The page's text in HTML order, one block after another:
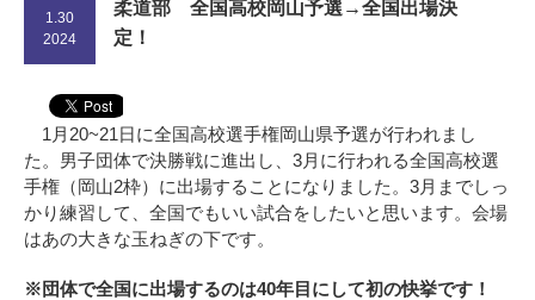
1.30
2024
柔道部 全国高校岡山予選→全国出場決
定！
1月20~21日に全国高校選手権岡山県予選が行われまし
た。男子団体で決勝戦に進出し、3月に行われる全国高校選
手権（岡山2枠）に出場することになりました。3月までしっ
かり練習して、全国でもいい試合をしたいと思います。会場
はあの大きな玉ねぎの下です。
※団体で全国に出場するのは40年目にして初の快挙です！